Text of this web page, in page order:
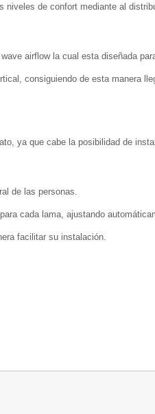
de confort mediante al
airflow la cual esta diseñada
consiguiendo de esta manera
ya que cabe la posibilidad de
de las personas.
cada lama, ajustando
facilitar su instalación.